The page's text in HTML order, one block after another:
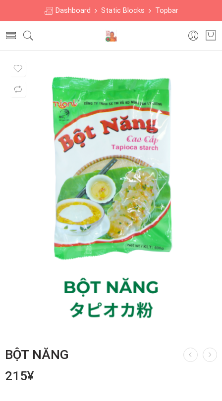
Dashboard Static Blocks Topbar
BỘT NĂNG
215¥